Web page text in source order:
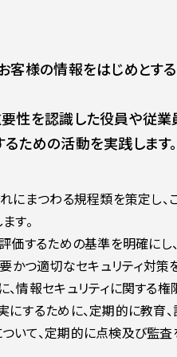
客様の情報をはじめと
性を認識した役員や従
ための活動を実践します。
にまつわる規程類を策定し
す。
価するための基準を明確に
かつ適切なセキュリティ対策
情報セキュリティに関する
するために、定期的に教育
て、定期的に点検及び監